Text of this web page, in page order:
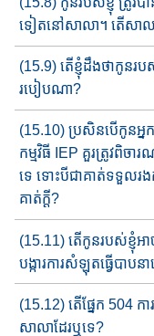
ទៀត​​​នៅសាលា។ តើសាលា
(15.9) តើ​ខ្ញុំ​ដឹង​ថា​កូន
របៀប​​​ណា​?
(15.10) ប្រសិនបើកូនអ្ន
កម្មវិធី ​IEP គួរ​ត្រូវ​ពិចា
ទេ ទោះបីជា​គាត់​ទទួលរ
គាត់ក្តី?
(15.11) តើកូនរបស់ខ្ញុំ​អា
បង្ការ​ការ​សំឡុត​ធ្វើបាប
(15.12) តើផ្នែក​ 504 ក
សាលា​​ដែរឬទេ​?